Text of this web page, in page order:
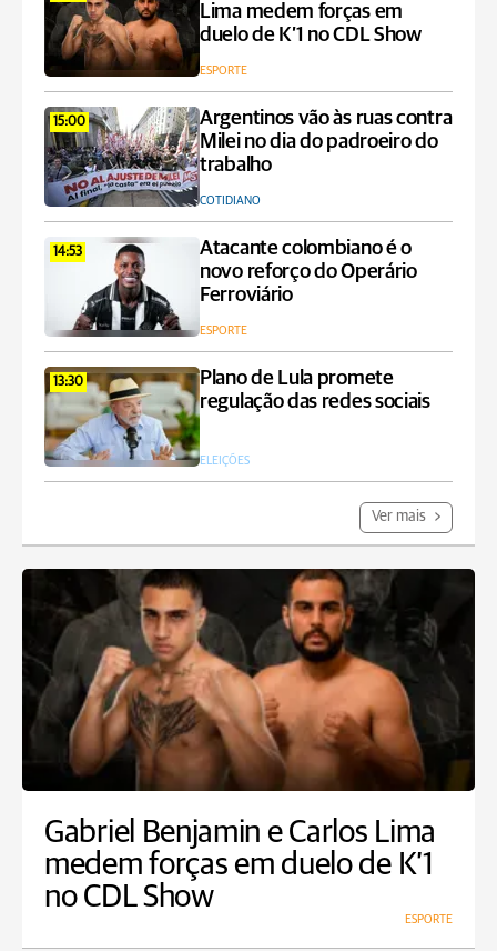
Lima medem forças em
duelo de K’1 no CDL Show
ESPORTE
15:00
Argentinos vão às ruas contra
Milei no dia do padroeiro do
trabalho
COTIDIANO
14:53
Atacante colombiano é o
novo reforço do Operário
Ferroviário
ESPORTE
13:30
Plano de Lula promete
regulação das redes sociais
ELEIÇÕES
Ver mais
Gabriel Benjamin e Carlos Lima
medem forças em duelo de K’1
no CDL Show
ESPORTE